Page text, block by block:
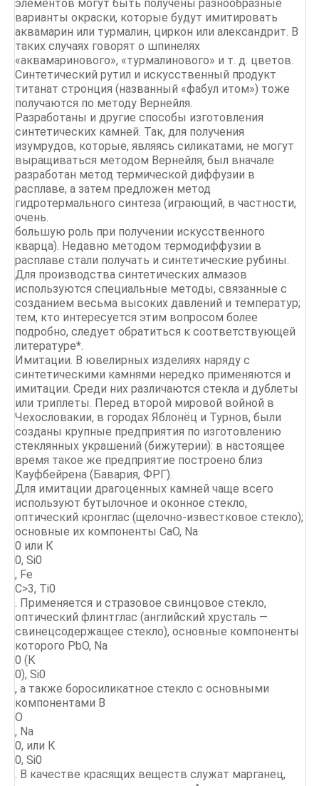
элементов могут быть получены разнообразные
варианты окраски, которые будут имитировать
аквамарин или турмалин, циркон или александрит. В
таких случаях говорят о шпинелях
«аквамаринового», «турмалинового» и т. д. цветов.
Синтетический рутил и искусственный продукт
титанат стронция (названный «фабул итом») тоже
получаются по методу Вернейля.
Разработаны и другие способы изготовления
синтетических камней. Так, для получения
изумрудов, которые, являясь силикатами, не могут
выращиваться методом Вернейля, был вначале
разработан метод термической диффузии в
расплаве, а затем предложен метод
гидротермального синтеза (играющий, в частности,
очень.
большую роль при получении искусственного
кварца). Недавно методом термодиффузии в
расплаве стали получать и синтетические рубины.
Для производства синтетических алмазов
используются специальные методы, связанные с
созданием весьма высоких давлений и температур;
тем, кто интересуется этим вопросом более
подробно, следует обратиться к соответствующей
литературе*.
Имитации. В ювелирных изделиях наряду с
синтетическими камнями нередко применяются и
имитации. Среди них различаются стекла и дублеты
или триплеты. Перед второй мировой войной в
Чехословакии, в городах Яблонёц и Турнов, были
созданы крупные предприятия по изготовлению
стеклянных украшений (бижутерии): в настоящее
время такое же предприятие построено близ
Кауфбейрена (Бавария, ФРГ).
Для имитации драгоценных камней чаще всего
используют бутылочное и оконное стекло,
оптический кронглас (щелочно-известковое стекло);
основные их компоненты CaO, Na
0 или К
0, Si0
, Fe
C>3, Ti0
. Применяется и стразовое свинцовое стекло,
оптический флинтглас (английский хрусталь —
свинецсодержащее стекло), основные компоненты
которого PbO, Na
0 (К
0), Si0
, а также боросиликатное стекло с основными
компонентами В
О
, Na
0, или К
0, Si0
. В качестве красящих веществ служат марганец,